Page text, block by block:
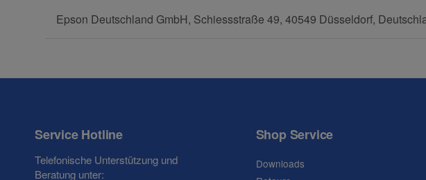
Fax
Ihre Frage
Epson Deutschland GmbH, Schiessstraße 49, 40549 Düsseldorf,
Service Hotline
Telefonische Unterstützung und
Beratung unter:
Shop Service
Downloads